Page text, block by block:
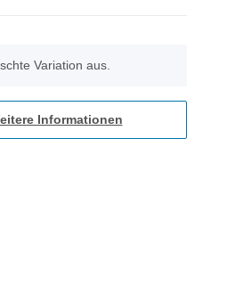
Variation aus.
Informationen